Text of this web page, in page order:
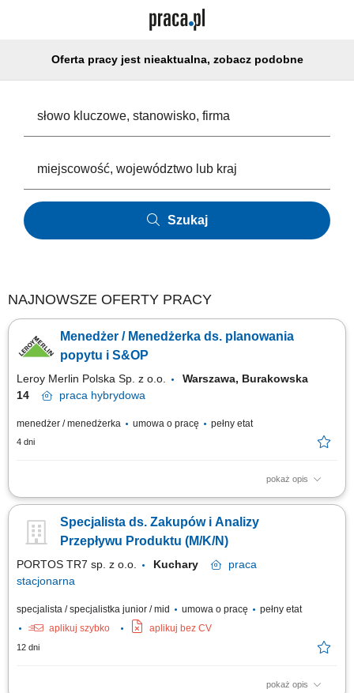
Oferta pracy jest nieaktualna, zobacz podobne
Szukaj
NAJNOWSZE OFERTY PRACY
Menedżer / Menedżerka ds. planowania
popytu i S&OP
Leroy Merlin Polska Sp. z o.o.
Warszawa, Burakowska
14
praca hybrydowa
menedżer / menedżerka umowa o pracę pełny etat
4 dni
pokaż opis
Jakie zadania na Ciebie czekają? Gwarantowanie prawidłowego
kontrolowanie prawidłowego przebiegu procesu planowania operacji i
sprzedaży (S&OP) Współpraca z głównymi partnerami biznesowymi
Specjalista ds. Zakupów i Analizy
Przepływu Produktu (M/K/N)
PORTOS TR7 sp. z o.o. Kuchary
praca
stacjonarna
specjalista / specjalistka junior / mid umowa o pracę
pełny etat
aplikuj szybko
aplikuj bez CV
12 dni
pokaż opis